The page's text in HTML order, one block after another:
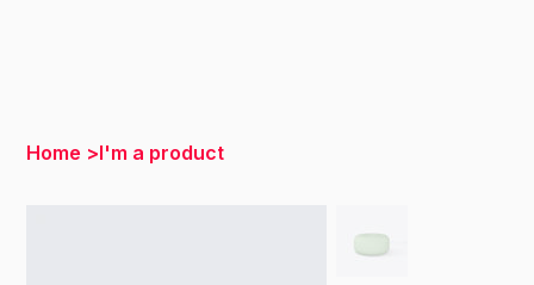
Home >I'm a product